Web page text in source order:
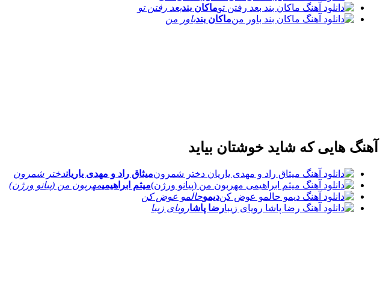
ماکان بندبعد رفتن تو
ماکان بندباور من
آهنگ هایی که شاید خوشتان بیاید
میثاق راد و مهدی یاریاندختر شمرون
میثم ابراهیمیمهربون من (پیانو ورژن)
دیموحالمو عوض کن
رضا پاشارویای زیبا